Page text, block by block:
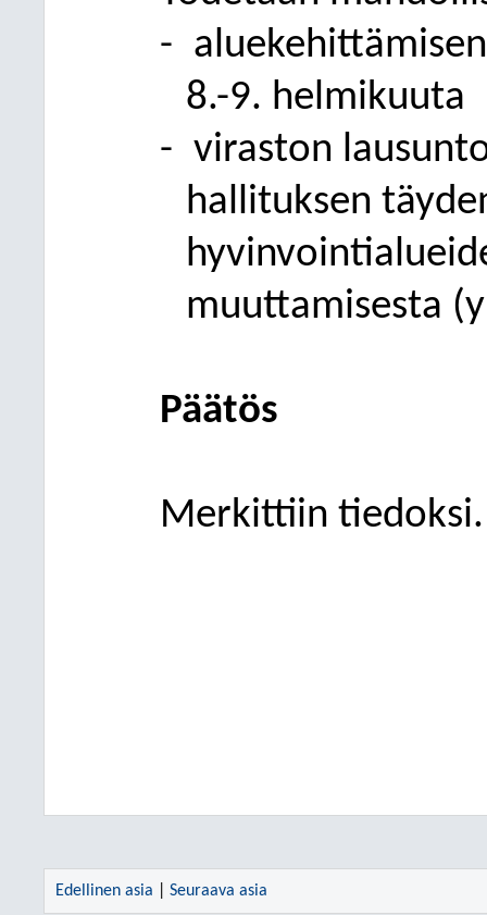
-
8.-9. helmikuuta
- viraston
hallituksen
muuttamisesta
Päätös
Merkittiin tiedoksi.
Edellinen asia Seuraava asia